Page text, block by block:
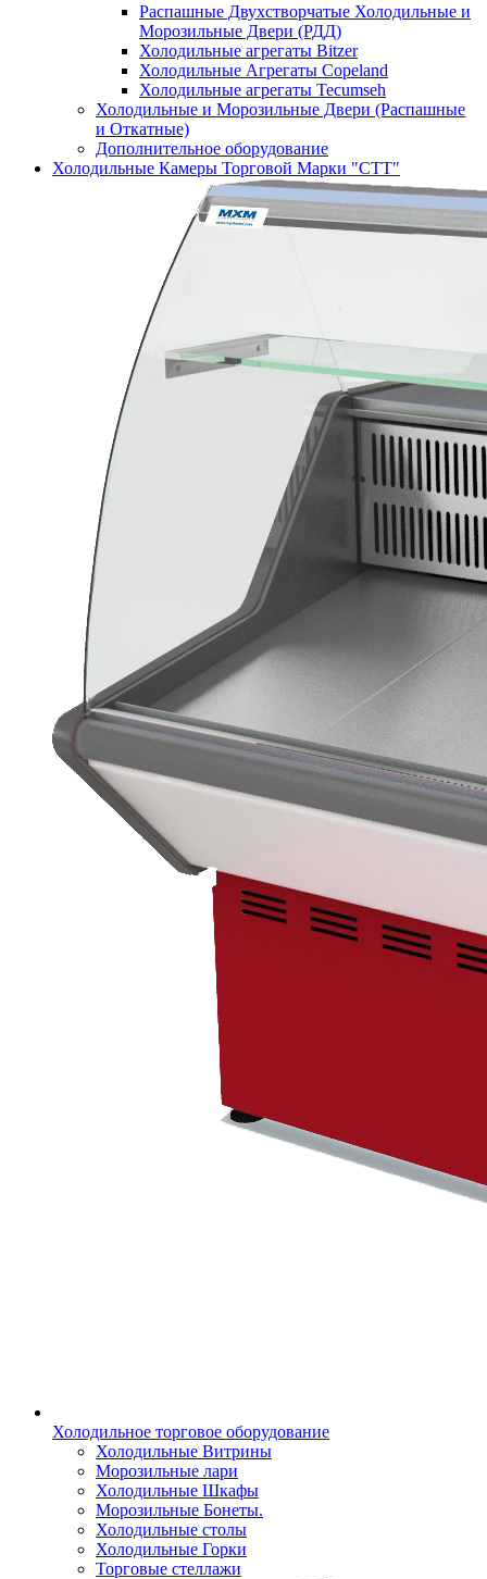
Распашные Двухстворчатые Холодильные и
Морозильные Двери (РДД)
Холодильные агрегаты Bitzer
Холодильные Агрегаты Copeland
Холодильные агрегаты Tecumseh
Холодильные и Морозильные Двери (Распашные
и Откатные)
Дополнительное оборудование
Холодильные Камеры Торговой Марки "СТТ"
Холодильное торговое оборудование
Холодильные Витрины
Морозильные лари
Холодильные Шкафы
Морозильные Бонеты.
Холодильные столы
Холодильные Горки
Торговые стеллажи